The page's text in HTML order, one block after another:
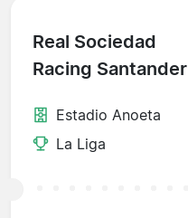
Real Sociedad
Racing Santander
Estadio Anoeta
La Liga